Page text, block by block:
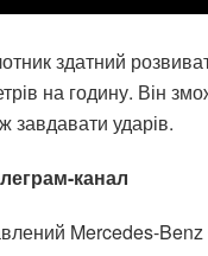
здатний
на годину. Він
завдавати ударів.
канал
Mercedes-